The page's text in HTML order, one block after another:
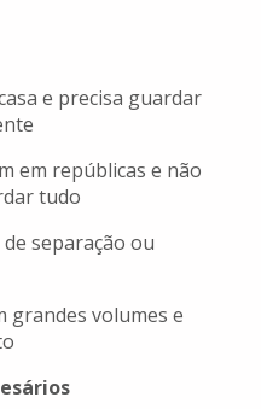
e precisa guardar
em repúblicas e não
tudo
separação ou
grandes volumes e